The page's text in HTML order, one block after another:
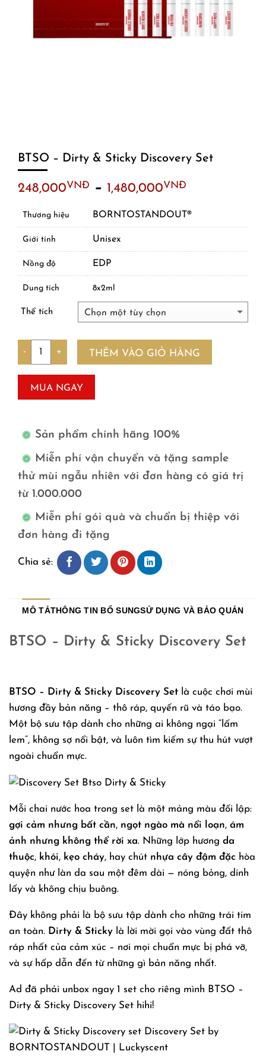
BTSO – Dirty & Sticky Discovery Set
248,000VNĐ – 1,480,000VNĐ
Thương hiệu BORNTOSTANDOUT®
Giới tính Unisex
Nồng độ EDP
Dung tích 8x2ml
Thể tích
Số lượng
THÊM VÀO GIỎ HÀNG
MUA NGAY
Sản phẩm chính hãng 100%
Miễn phí vận chuyển và tặng sample
thử mùi ngẫu nhiên với đơn hàng có giá trị
từ 1.000.000
Miễn phí gói quà và chuẩn bị thiệp với
đơn hàng đi tặng
Chia sẻ:
MÔ TẢTHÔNG TIN BỔ SUNGSỬ DỤNG VÀ BẢO QUẢN
BTSO – Dirty & Sticky Discovery Set
BTSO – Dirty & Sticky Discovery Set là cuộc chơi mùi
hương đầy bản năng – thô ráp, quyến rũ và táo bạo.
Một bộ sưu tập dành cho những ai không ngại “lấm
lem”, không sợ nổi bật, và luôn tìm kiếm sự thu hút vượt
ngoài chuẩn mực.
Mỗi chai nước hoa trong set là một mảng màu đối lập:
gợi cảm nhưng bất cần, ngọt ngào mà nổi loạn, ám
ảnh nhưng không thể rời xa. Những lớp hương da
thuộc, khói, kẹo cháy, hay chút nhựa cây đậm đặc hòa
quyện như làn da sau một đêm dài — nóng bỏng, dính
lấy và không chịu buông.
Đây không phải là bộ sưu tập dành cho những trái tim
an toàn. Dirty & Sticky là lời mời gọi vào vùng đất thô
ráp nhất của cảm xúc – nơi mọi chuẩn mực bị phá vỡ,
và sự hấp dẫn đến từ những gì bản năng nhất.
Ad đã phải unbox ngay 1 set cho riêng mình BTSO –
Dirty & Sticky Discovery Set hihi!